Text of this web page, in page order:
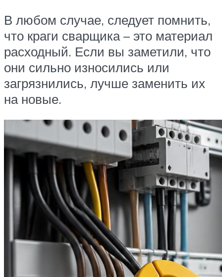
В любом случае, следует помнить,
что краги сварщика – это материал
расходный. Если вы заметили, что
они сильно износились или
загрязнились, лучше заменить их
на новые.